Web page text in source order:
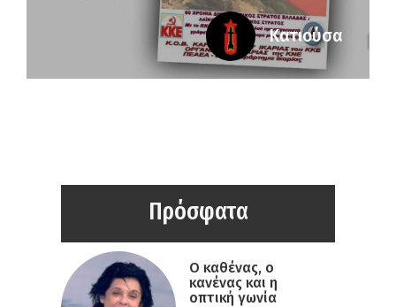
Κατιούσα
Πρόσφατα
Ο καθένας, ο
κανένας και η
οπτική γωνία